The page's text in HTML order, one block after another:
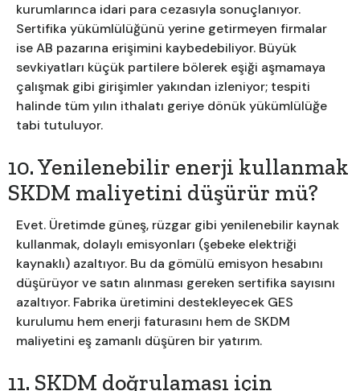
kurumlarınca idari para cezasıyla sonuçlanıyor.
Sertifika yükümlülüğünü yerine getirmeyen firmalar
ise AB pazarına erişimini kaybedebiliyor. Büyük
sevkiyatları küçük partilere bölerek eşiği aşmamaya
çalışmak gibi girişimler yakından izleniyor; tespiti
halinde tüm yılın ithalatı geriye dönük yükümlülüğe
tabi tutuluyor.
10. Yenilenebilir enerji kullanmak
SKDM maliyetini düşürür mü?
Evet. Üretimde güneş, rüzgar gibi yenilenebilir kaynak
kullanmak, dolaylı emisyonları (şebeke elektriği
kaynaklı) azaltıyor. Bu da gömülü emisyon hesabını
düşürüyor ve satın alınması gereken sertifika sayısını
azaltıyor. Fabrika üretimini destekleyecek GES
kurulumu hem enerji faturasını hem de SKDM
maliyetini eş zamanlı düşüren bir yatırım.
11. SKDM doğrulaması için